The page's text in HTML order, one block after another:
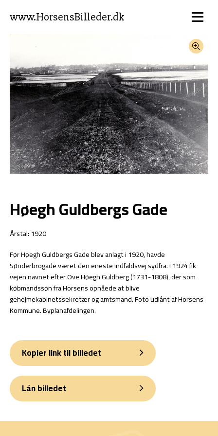
www.HorsensBilleder.dk
Høegh Guldbergs Gade
Årstal: 1920
Før Høegh Guldbergs Gade blev anlagt i 1920, havde
Sønderbrogade været den eneste indfaldsvej sydfra. I 1924 fik
vejen navnet efter Ove Høegh Guldberg (1731-1808), der som
købmandssøn fra Horsens opnåede at blive
gehejmekabinetssekretær og amtsmand. Foto udlånt af Horsens
Kommune. Byplanafdelingen.
Kopier link til billedet
Lån billedet